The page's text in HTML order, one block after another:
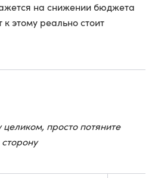
на снижении бюджета
этому реально стоит
просто потяните